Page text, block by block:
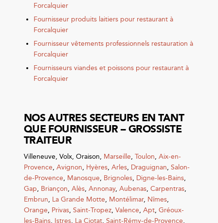
Forcalquier
Fournisseur produits laitiers pour restaurant à
Forcalquier
Fournisseur vêtements professionnels restauration à
Forcalquier
Fournisseurs viandes et poissons pour restaurant à
Forcalquier
NOS AUTRES SECTEURS EN TANT
QUE FOURNISSEUR – GROSSISTE
TRAITEUR
Villeneuve, Volx, Oraison, Marseille, Toulon, Aix-en-
Provence, Avignon, Hyères, Arles, Draguignan, Salon-
de-Provence, Manosque, Brignoles, Digne-les-Bains,
Gap, Briançon, Alès, Annonay, Aubenas, Carpentras,
Embrun, La Grande Motte, Montélimar, Nîmes,
Orange, Privas, Saint-Tropez, Valence, Apt, Gréoux-
les-Bains, Istres, La Ciotat, Saint-Rémy-de-Provence,